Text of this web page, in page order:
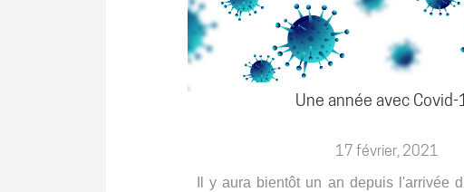
Une année avec Covid-
17 février, 2021
Il y aura bientôt un an depuis l'arrivée